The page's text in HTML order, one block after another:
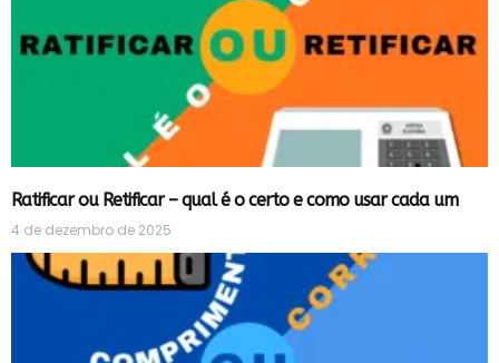
Ratificar ou Retificar – qual é o certo e como usar cada um
4 de dezembro de 2025